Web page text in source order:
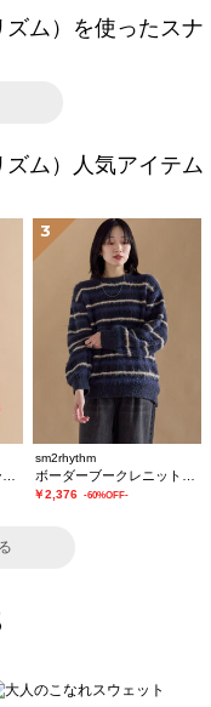
ム）を使ったスナ
ム）人気アイテム
3
sm2rhythm
￥2,376 -60%OFF-